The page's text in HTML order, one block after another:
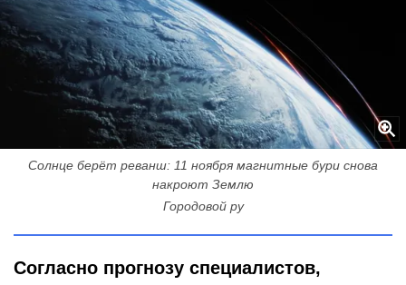
Солнце берёт реванш: 11 ноября магнитные бури снова
накроют Землю
Городовой ру
Согласно прогнозу специалистов,